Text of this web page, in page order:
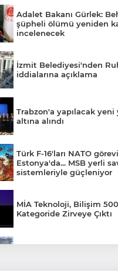
Adalet Bakanı Gürlek:
şüpheli ölümü yeniden
incelenecek
İzmit Belediyesi'nden
iddialarına açıklama
Trabzon'a yapılacak yeni
altına alındı
Türk F-16'ları NATO
Estonya'da... MSB yerli
sistemleriyle güçleniyor
MİA Teknoloji, Bilişim
Kategoride Zirveye Çıktı